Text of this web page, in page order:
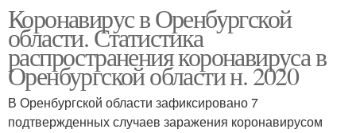
Коронавирус в Оренбургской
области. Статистика
распространения коронавируса в
Оренбургской области н. 2020
В Оренбургской области зафиксировано 7
подтвержденных случаев заражения коронавирусом